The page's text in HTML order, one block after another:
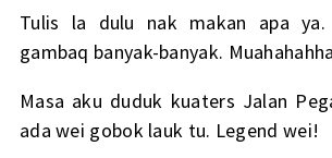
Tulis la dulu nak makan apa
gambaq banyak-banyak. Muahahahha
Masa aku duduk kuaters Jalan
ada wei gobok lauk tu. Legend wei!